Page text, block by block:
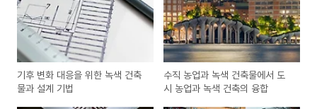
기후 변화 대응을 위한 녹색 건축
물과 설계 기법
수직 농업과 녹색 건축물에서 도
시 농업과 녹색 건축의 융합